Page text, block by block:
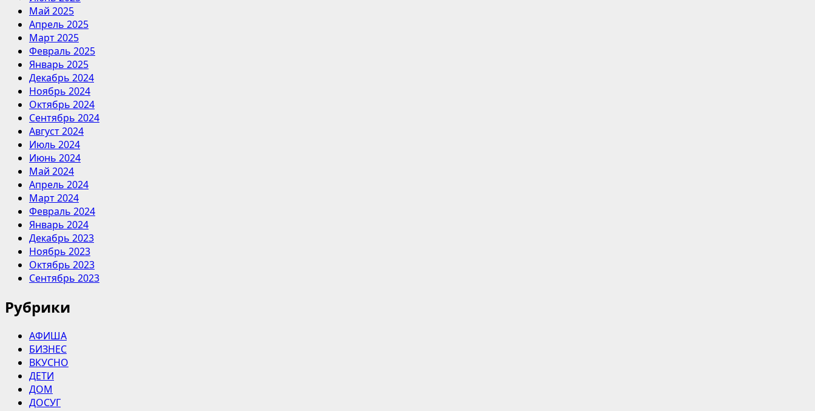
Май 2025
Апрель 2025
Март 2025
Февраль 2025
Январь 2025
Декабрь 2024
Ноябрь 2024
Октябрь 2024
Сентябрь 2024
Август 2024
Июль 2024
Июнь 2024
Май 2024
Апрель 2024
Март 2024
Февраль 2024
Январь 2024
Декабрь 2023
Ноябрь 2023
Октябрь 2023
Сентябрь 2023
Рубрики
АФИША
БИЗНЕС
ВКУСНО
ДЕТИ
ДОМ
ДОСУГ